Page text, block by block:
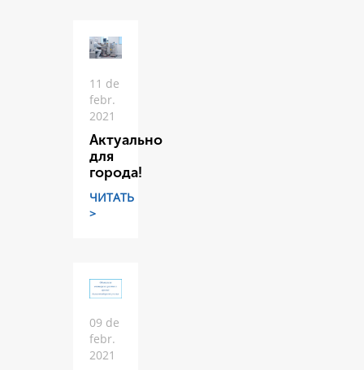
11 de
febr.
2021
Актуально
для
города!
ЧИТАТЬ
>
09 de
febr.
2021